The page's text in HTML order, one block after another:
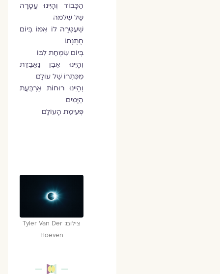
הַכָּבוֹד וְהָיִינוּ עֲטָרָה
שֶׁל שְׁלֹמֹה
שֶׁעִטְּרָה לוֹ אִמּוֹ בְּיוֹם
חֲתֻנָּתוֹ
בְּיוֹם שִׂמְחַת לִבּוֹ
וְהָיִינוּ אֶבֶן נֶאֱבֶדֶת
מִכִּתְרוֹ שֶׁל עוֹלָם
וְהָיִינוּ רוּחוֹת אַרְבַּעַת
הַיָּמִים
פְּעִימַת הָעוֹלָם
צילום: Tyler Van Der
Hoeven